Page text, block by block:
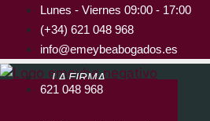
Lunes - Viernes 09:00 - 17:00
(+34) 621 048 968
info@emeybeabogados.es
621 048 968
LA FIRMA
SERVICIOS